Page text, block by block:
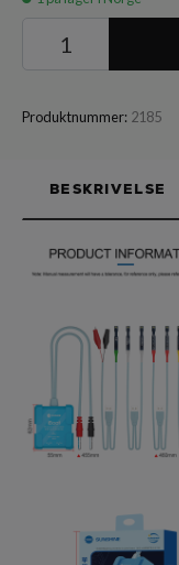
Produktnummer: 2185
BESKRIVELSE